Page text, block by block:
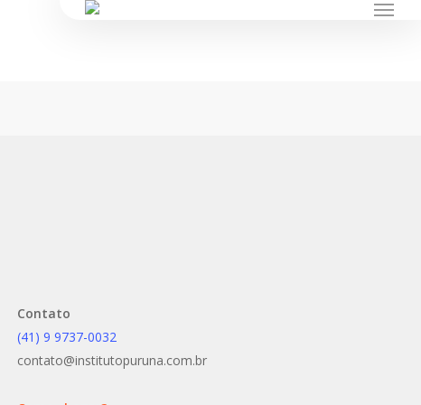
instagram
Menu
Contato
(41) 9 9737-0032
contato@institutopuruna.com.br